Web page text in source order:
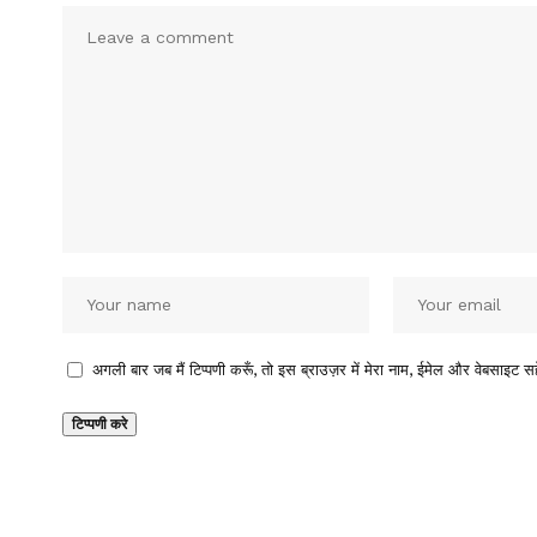
अगली बार जब मैं टिप्पणी करूँ, तो इस ब्राउज़र में मेरा नाम, ईमेल और वेबसाइट